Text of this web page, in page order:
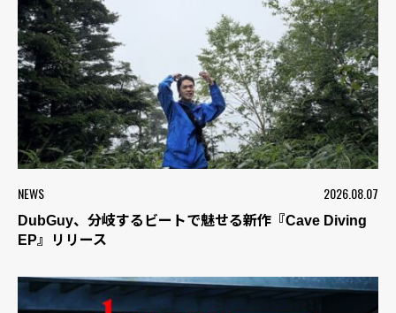
NEWS 2026.08.07
DubGuy、分岐するビートで魅せる新作『Cave Diving
EP』リリース